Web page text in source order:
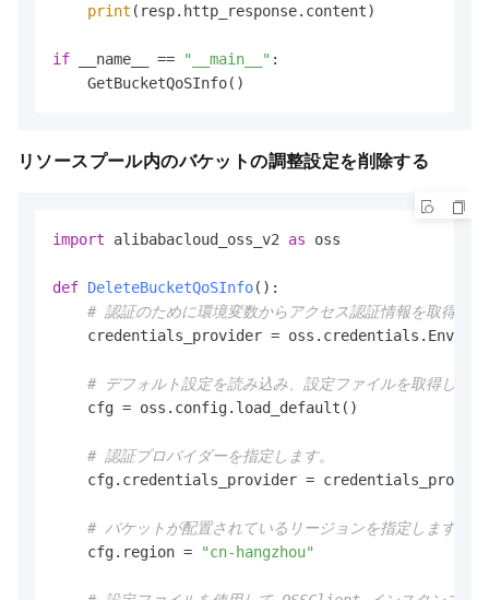
print (resp.http_response.content)
if __name__ == "__main__" :
    GetBucketQoSInfo()
リソースプール内のバケットの調整設定を削除する
import alibabacloud_oss_v2 as oss
def DeleteBucketQoSInfo():
# 認証のために環境変数からアクセス認証情報を取得し
credentials_provider =
# デフォルト設定を読み込み、設定ファイルを取得しま
    cfg = oss.config.load_default()
# 認証プロバイダーを指定します。
cfg.credentials_provider =
# バケットが配置されているリージョンを指定します
    cfg.region =
"cn-hangzhou"